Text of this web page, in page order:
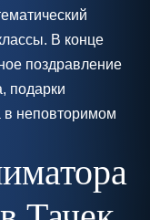
В конце
поздравление
подарки
в неповторимом